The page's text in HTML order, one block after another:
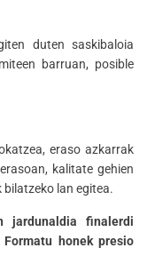
duten saskibaloia
barruan, posible
eraso azkarrak
kalitate gehien
lan egitea.
jardunaldia finalerdi
honek presio